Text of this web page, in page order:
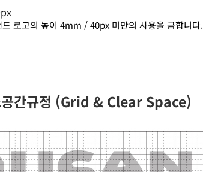
로고의 높이 4mm / 40px 미만의 사용을 금합니다.
간규정 (Grid & Clear Space)